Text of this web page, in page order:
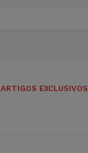
ARTIGOS EXCLUSIVOS